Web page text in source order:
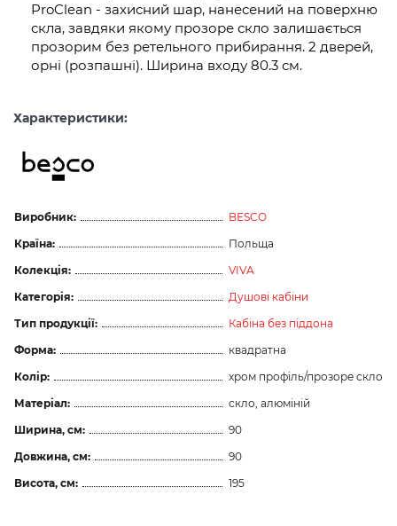
ProClean - захисний шар, нанесений на поверхню
скла, завдяки якому прозоре скло залишається
прозорим без ретельного прибирання. 2 дверей,
орні (розпашні). Ширина входу 80.3 см.
Характеристики:
Виробник:
BESCO
Країна:
Польща
Колекція:
VIVA
Категорія:
Душові кабіни
Тип продукції:
Кабіна без піддона
Форма:
квадратна
Колір:
хром профіль/прозоре скло
Матеріал:
скло, алюміній
Ширина, см:
90
Довжина, см:
90
Висота, см:
195